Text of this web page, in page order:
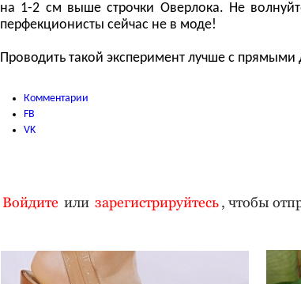
на 1-2 см выше строчки Оверлока. Не
перфекционисты сейчас не в моде!
Проводить такой эксперимент лучше с
Комментарии
FB
VK
Войдите или зарегистрируйтесь, чтобы